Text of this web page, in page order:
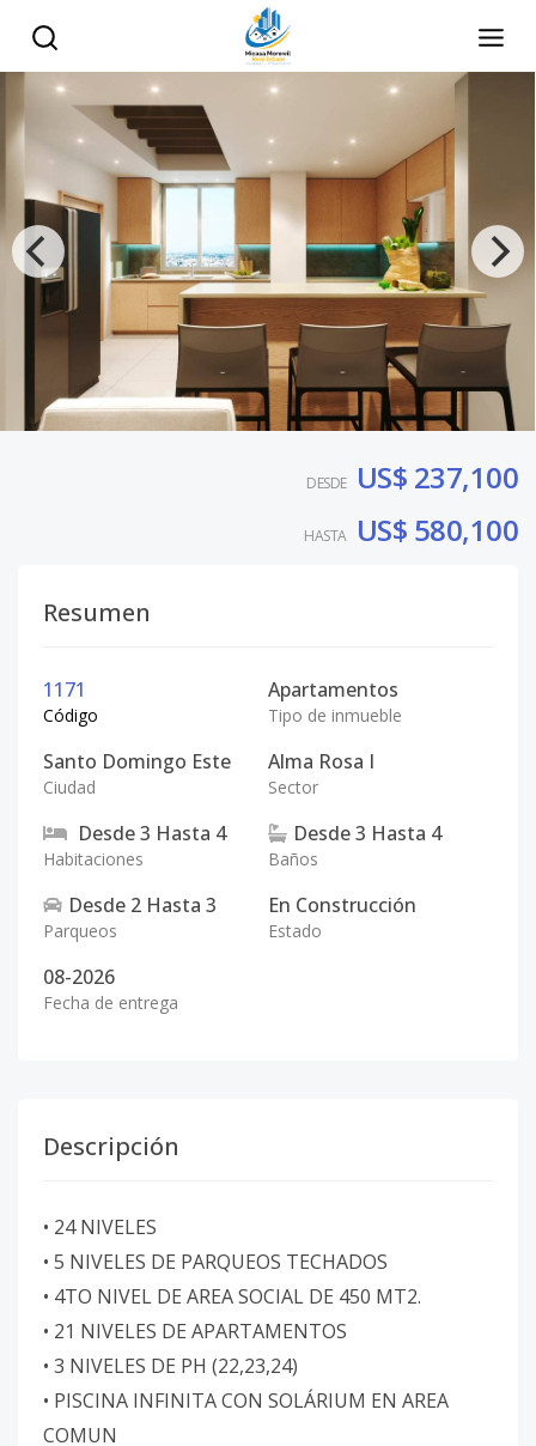
DESDE US$ 237,100
HASTA US$ 580,100
Resumen
1171
Código
Apartamentos
Tipo de inmueble
Santo Domingo Este
Ciudad
Alma Rosa I
Sector
Desde3 Hasta 4
Habitaciones
Desde3 Hasta 4
Baños
Desde 2 Hasta 3
Parqueos
En Construcción
Estado
08-2026
Fecha de entrega
Descripción
• 24 NIVELES
• 5 NIVELES DE PARQUEOS TECHADOS
• 4TO NIVEL DE AREA SOCIAL DE 450 MT2.
• 21 NIVELES DE APARTAMENTOS
• 3 NIVELES DE PH (22,23,24)
• PISCINA INFINITA CON SOLÁRIUM EN AREA
COMUN